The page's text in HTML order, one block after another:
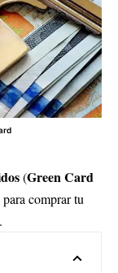
(Green Card
para comprar tu